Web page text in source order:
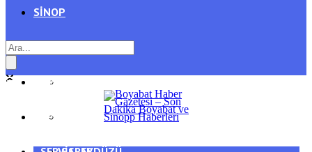
SINOP
AYANCIK
GENEL
SPOR